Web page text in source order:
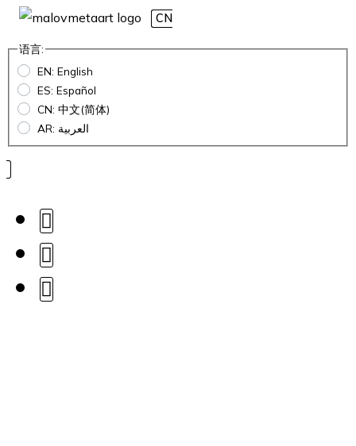
CN
语言:
EN: English
ES: Español
CN: 中文(简体)
AR: العربية